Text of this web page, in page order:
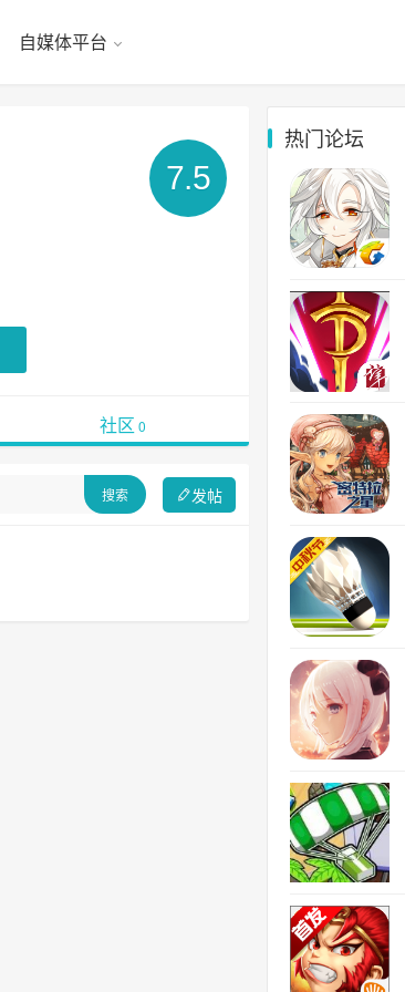
自媒体平台
7.5
社区 0
发帖
热门论坛